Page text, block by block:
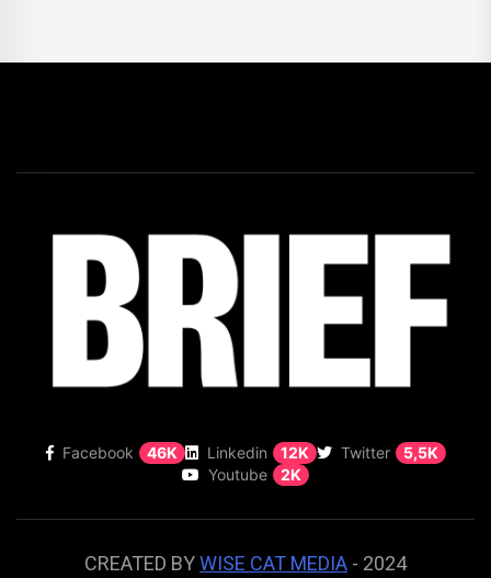
Facebook 46K Linkedin 12K Twitter
5,5K
Youtube
2K
CREATED BYWISE CAT MEDIA - 2024